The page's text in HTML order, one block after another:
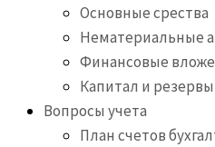
Основные срества
Нематериальные
Финансовые
Капитал и резервы
Вопросы учета
План счетов